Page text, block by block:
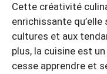
Cette créativité
enrichissante qu’elle
cultures et aux
plus, la cuisine est
cesse apprendre et